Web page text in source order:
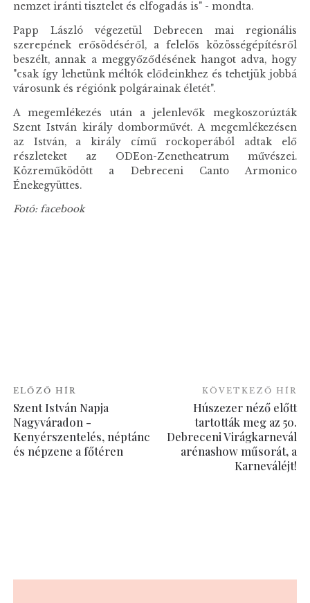
nemzet iránti tisztelet és elfogadás is" - mondta.
Papp László végezetül Debrecen mai regionális
szerepének erősödéséről, a felelős közösségépítésről
beszélt, annak a meggyőződésének hangot adva, hogy
"csak így lehetünk méltók elődeinkhez és tehetjük jobbá
városunk és régiónk polgárainak életét".
A megemlékezés után a jelenlevők megkoszorúzták
Szent István király domborművét. A megemlékezésen
az István, a király című rockoperából adtak elő
részleteket az ODEon-Zenetheatrum művészei.
Közreműködött a Debreceni Canto Armonico
Énekegyüttes.
Fotó: facebook
ELŐZŐ HÍR
Szent István Napja
Nagyváradon -
Kenyérszentelés, néptánc
és népzene a főtéren
KÖVETKEZŐ HÍR
Húszezer néző előtt
tartották meg az 50.
Debreceni Virágkarnevál
arénashow műsorát, a
Karneváléjt!